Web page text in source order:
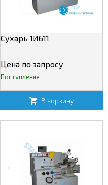
Сухарь 1И611
Цена по запросу
Поступление
В корзину